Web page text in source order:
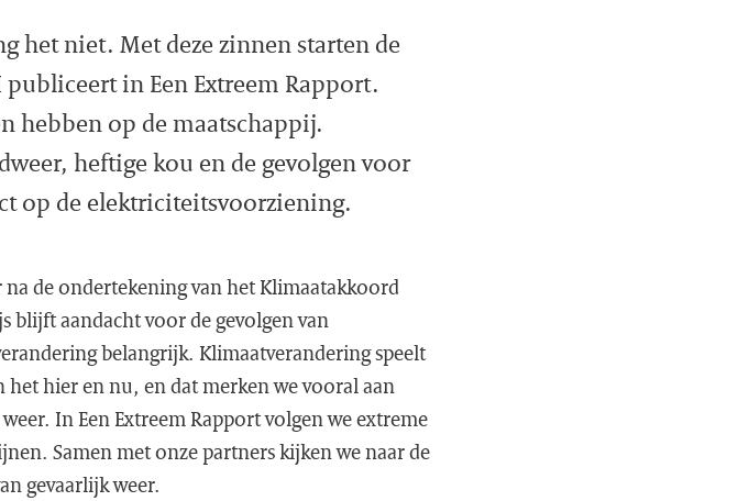
het niet. Met deze zinnen starten de
in Een Extreem Rapport.
hebben op de maatschappij.
heftige kou en de gevolgen voor
op de elektriciteitsvoorziening.
na de ondertekening van het Klimaatakkoord
blijft aandacht voor de gevolgen van
belangrijk. Klimaatverandering speelt
het hier en nu, en dat merken we vooral aan
In Een Extreem Rapport volgen we extreme
Samen met onze partners kijken we naar de
gevaarlijk weer.